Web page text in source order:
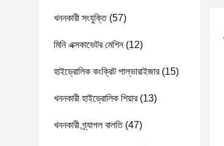
খননকারী সংযুক্তি(57)
মিনি এক্সকাভেটর মেশিন(12)
হাইড্রোলিক কংক্রিট পাল্ভারাইজার(15)
খননকারী হাইড্রোলিক শিয়ার(13)
খননকারী গ্র্যাপল বালতি(47)